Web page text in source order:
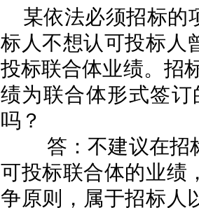
某依法必须招标的
标人不想认可投标人
投标联合体业绩。招
绩为联合体形式签
吗？
答：不建议在招
可投标联合体的业绩
争原则，属于招标人